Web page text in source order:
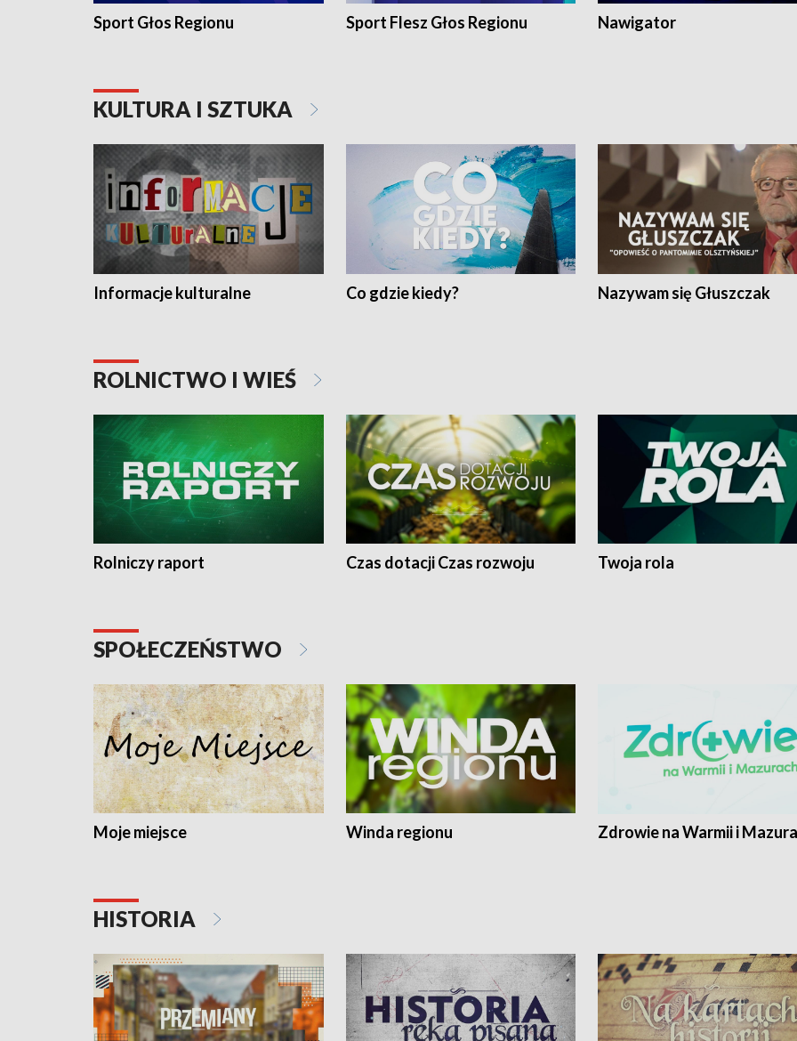
Sport Głos Regionu Sport Flesz Głos Regionu Nawigator
KULTURA I SZTUKA
Informacje kulturalne Co gdzie kiedy? Nazywam się Głuszczak
ROLNICTWO I WIEŚ
Rolniczy raport Czas dotacji Czas rozwoju Twoja rola
SPOŁECZEŃSTWO
Moje miejsce Winda regionu Zdrowie na Warmii i
HISTORIA